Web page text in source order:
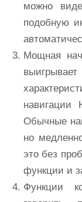
можно
подобную
Мощная
навигации
Обычные
но
это без
функции и
Функции